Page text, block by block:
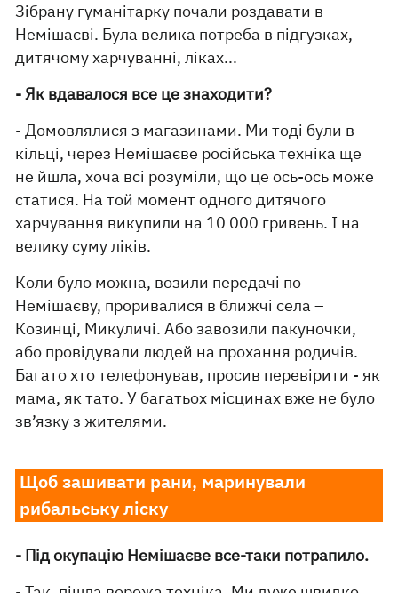
Зібрану гуманітарку почали роздавати в
Немішаєві. Була велика потреба в підгузках,
дитячому харчуванні, ліках...
- Як вдавалося все це знаходити?
- Домовлялися з магазинами. Ми тоді були в
кільці, через Немішаєве російська техніка ще
не йшла, хоча всі розуміли, що це ось-ось може
статися. На той момент одного дитячого
харчування викупили на 10 000 гривень. І на
велику суму ліків.
Коли було можна, возили передачі по
Немішаєву, проривалися в ближчі села –
Козинці, Микуличі. Або завозили пакуночки,
або провідували людей на прохання родичів.
Багато хто телефонував, просив перевірити - як
мама, як тато. У багатьох місцинах вже не було
зв’язку з жителями.
Щоб зашивати рани, маринували
рибальську ліску
- Під окупацію Немішаєве все-таки потрапило.